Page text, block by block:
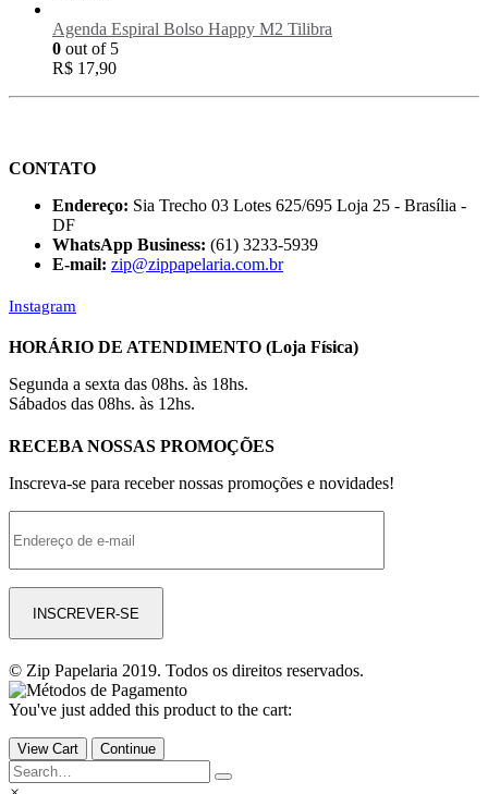
Agenda Espiral Bolso Happy M2 Tilibra
0 out of 5
R$ 17,90
CONTATO
Endereço: Sia Trecho 03 Lotes 625/695 Loja 25 - Brasília -
DF
WhatsApp Business: (61) 3233-5939
E-mail: zip@zippapelaria.com.br
Instagram
HORÁRIO DE ATENDIMENTO (Loja Física)
Segunda a sexta das 08hs. às 18hs.
Sábados das 08hs. às 12hs.
RECEBA NOSSAS PROMOÇÕES
Inscreva-se para receber nossas promoções e novidades!
© Zip Papelaria 2019. Todos os direitos reservados.
You've just added this product to the cart:
View Cart Continue